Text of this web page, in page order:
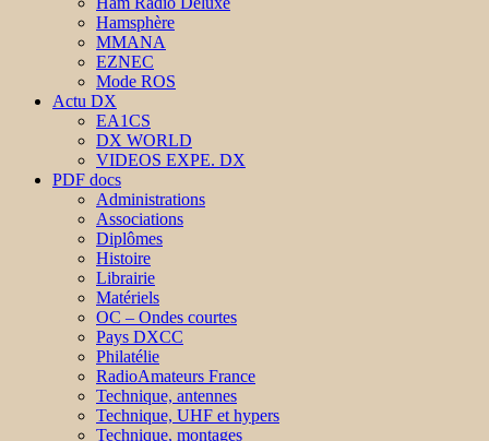
Hamsphère
MMANA
EZNEC
Mode ROS
Actu DX
EA1CS
DX WORLD
VIDEOS EXPE. DX
PDF docs
Administrations
Associations
Diplômes
Histoire
Librairie
Matériels
OC – Ondes courtes
Pays DXCC
Philatélie
RadioAmateurs France
Technique, antennes
Technique, UHF et hypers
Technique, montages